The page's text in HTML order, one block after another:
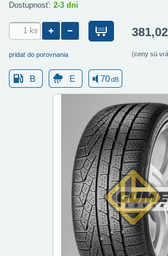
Dostupnosť: 2-3 dni
pridať do porovnania (ceny sú
B E 70dB